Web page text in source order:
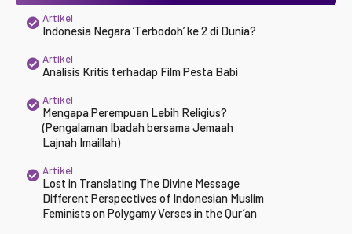
Artikel
Indonesia Negara ‘Terbodoh’ ke 2 di Dunia?
Artikel
Analisis Kritis terhadap Film Pesta Babi
Artikel
Mengapa Perempuan Lebih Religius?
(Pengalaman Ibadah bersama Jemaah
Lajnah Imaillah)
Artikel
Lost in Translating The Divine Message
Different Perspectives of Indonesian Muslim
Feminists on Polygamy Verses in the Qur’an